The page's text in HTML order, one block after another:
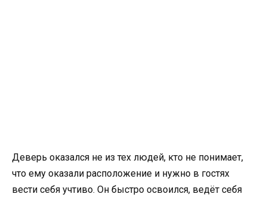
Деверь оказался не из тех людей, кто не понимает,
что ему оказали расположение и нужно в гостях
вести себя учтиво. Он быстро освоился, ведёт себя